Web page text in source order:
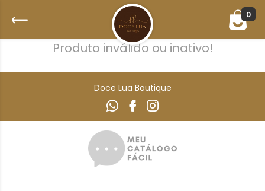
0
Produto inválido ou inativo!
Doce Lua Boutique